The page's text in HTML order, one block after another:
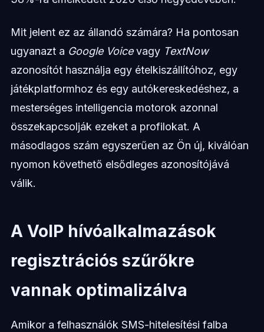
Mit jelent ez az állandó számára? Ha pontosan
ugyanazt a Google Voicevagy TextNow
azonosítót használja egy ételkiszállítóhoz, egy
játékplatformhoz és egy autókereskedéshez, a
mesterséges intelligencia motorok azonnal
összekapcsolják ezeket a profilokat. A
másodlagos szám egyszerűen az Ön új, kiválóan
nyomon követhető elsődleges azonosítójává
válik.
A VoIP hívóalkalmazások
regisztrációs szűrőkre
vannak optimalizálva
Amikor a felhasználók SMS-hitelesítési falba